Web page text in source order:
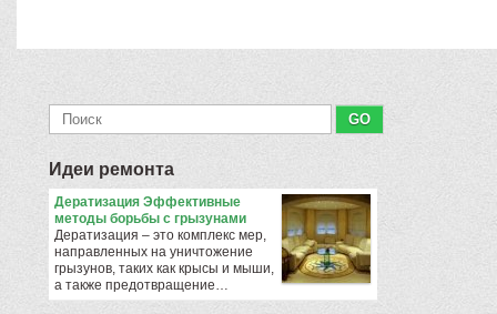
Идеи ремонта
Дератизация Эффективные
методы борьбы с грызунами
Дератизация – это комплекс мер,
направленных на уничтожение
грызунов, таких как крысы и мыши,
а также предотвращение…